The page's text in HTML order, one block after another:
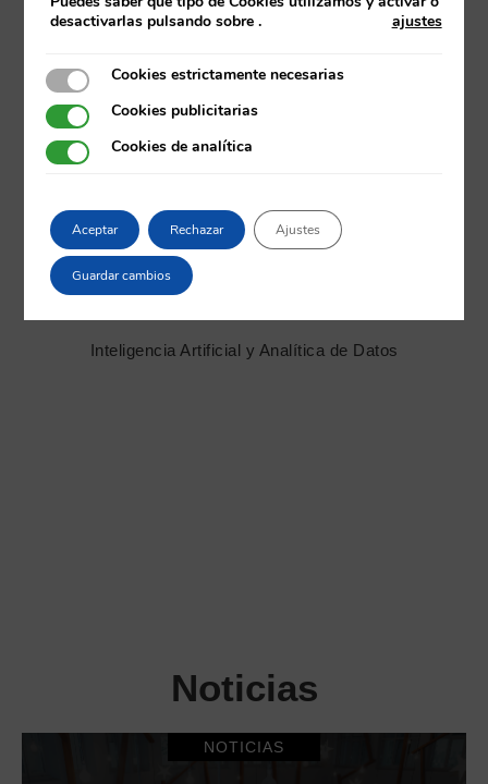
Mondragon
Unibertsitatea
Inteligencia Artificial y Analítica de Datos
Noticias
NOTICIAS
desactivarlas pulsando sobre
ajustes
.
Cookies estrictamente necesarias
Cookies estrictamente necesarias
Cookies publicitarias
Cookies publicitarias
Cookies de analítica
Cookies de analítica
Aceptar Rechazar Ajustes
Guardar cambios